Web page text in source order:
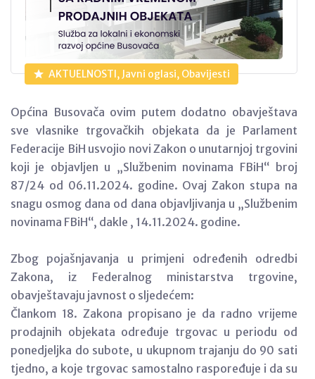
AKTUELNOSTI, Javni oglasi, Obavijesti
Općina Busovača ovim putem dodatno obavještava
sve vlasnike trgovačkih objekata da je Parlament
Federacije BiH usvojio novi Zakon o unutarnjoj trgovini
koji je objavljen u „Službenim novinama FBiH“ broj
87/24 od 06.11.2024. godine. Ovaj Zakon stupa na
snagu osmog dana od dana objavljivanja u „Službenim
novinama FBiH“, dakle , 14.11.2024. godine.
Zbog pojašnjavanja u primjeni određenih odredbi
Zakona, iz Federalnog ministarstva trgovine,
obavještavaju javnost o sljedećem:
Člankom 18. Zakona propisano je da radno vrijeme
prodajnih objekata određuje trgovac u periodu od
ponedjeljka do subote, u ukupnom trajanju do 90 sati
tjedno, a koje trgovac samostalno raspoređuje i da su